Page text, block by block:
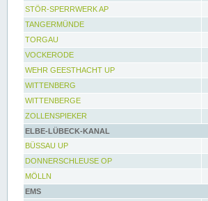
STÖR-SPERRWERK AP
TANGERMÜNDE
TORGAU
VOCKERODE
WEHR GEESTHACHT UP
WITTENBERG
WITTENBERGE
ZOLLENSPIEKER
ELBE-LÜBECK-KANAL
BÜSSAU UP
DONNERSCHLEUSE OP
MÖLLN
EMS